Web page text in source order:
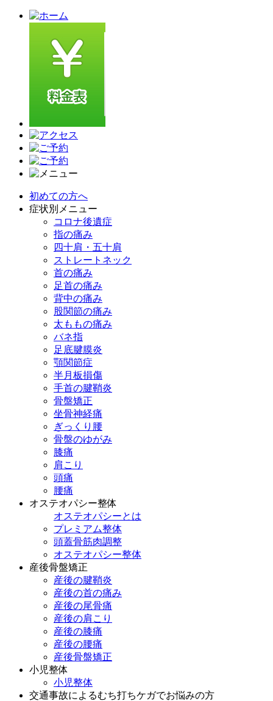
初めての方へ
症状別メニュー
コロナ後遺症
指の痛み
四十肩・五十肩
ストレートネック
首の痛み
足首の痛み
背中の痛み
股関節の痛み
太ももの痛み
バネ指
足底腱膜炎
顎関節症
半月板損傷
手首の腱鞘炎
骨盤矯正
坐骨神経痛
ぎっくり腰
骨盤のゆがみ
膝痛
肩こり
頭痛
腰痛
オステオパシー整体
オステオパシーとは
プレミアム整体
頭蓋骨筋肉調整
オステオパシー整体
産後骨盤矯正
産後の腱鞘炎
産後の首の痛み
産後の尾骨痛
産後の肩こり
産後の膝痛
産後の腰痛
産後骨盤矯正
小児整体
小児整体
交通事故によるむち打ちケガでお悩みの方